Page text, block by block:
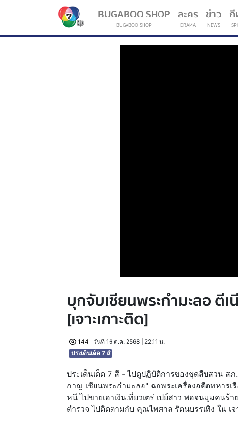
BUGABOO SHOP
BUGABOO SHOP
ละคร
DRAMA
ข่าว
NEWS
บุกจับเซียนพระกำมะลอ ตี
[เจาะเกาะติด]
144
วันที่ 16 ต.ค. 2568 | 22.11 น.
ประเด็นเด็ด 7 สี
ประเด็นเด็ด 7 สี - ไปดูปฏิบัติการของชุดสืบสวน ส
กาญ เซียนพระกำมะลอ" ฉกพระเครื่องอดีตทหาร
หนี ไปขายเอาเงินเที่ยวเตร่ เปย์สาว พอจนมุมคนร้
ตำรวจ ไปติดตามกับ คุณไพศาล รัตนบรรเทิง ใน เจ